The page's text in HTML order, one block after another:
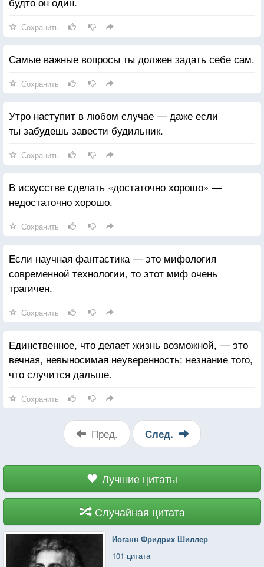
Сохранить
Самые важные вопросы ты должен задать себе сам.
Сохранить
Утро наступит в любом случае — даже если
ты забудешь завести будильник.
Сохранить
В искусстве сделать «достаточно хорошо» —
недостаточно хорошо.
Сохранить
Если научная фантастика — это мифология
современной технологии, то этот миф очень
трагичен.
Сохранить
Единственное, что делает жизнь возможной, — это
вечная, невыносимая неуверенность: незнание того,
что случится дальше.
Сохранить
Пред. След.
Лучшие цитаты
Случайная цитата
Иоганн Фридрих Шиллер
101 цитата